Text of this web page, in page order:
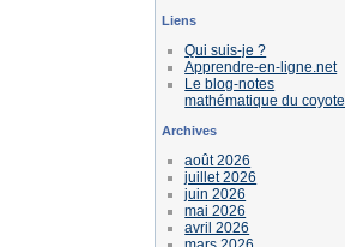
Liens
Qui suis-je ?
Apprendre-en-ligne.net
Le blog-notes
mathématique du coyote
Archives
août 2026
juillet 2026
juin 2026
mai 2026
avril 2026